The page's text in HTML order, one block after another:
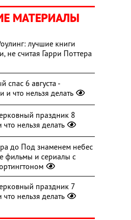
МАТЕРИАЛЫ
лучшие книги
не считая Гарри Поттера
спас 6 августа -
и что нельзя делать
праздник 8
что нельзя делать
до Под знаменем небес
фильмы и сериалы с
праздник 7
что нельзя делать